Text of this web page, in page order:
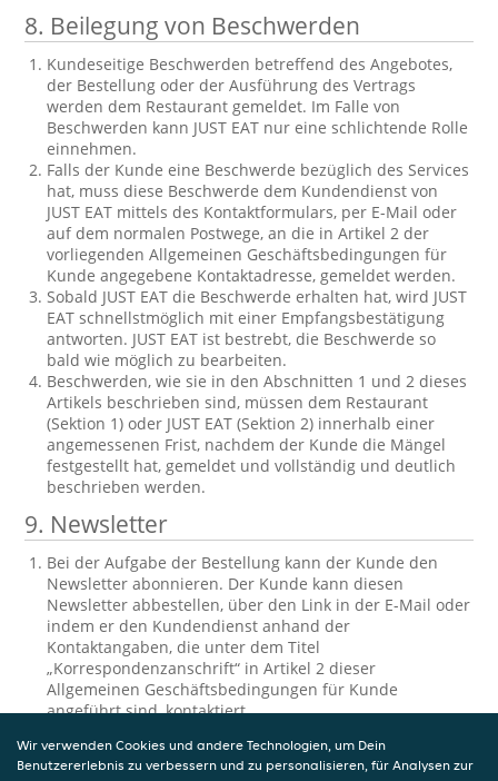
8. Beilegung von Beschwerden
Kundeseitige Beschwerden betreffend des Angebotes,
der Bestellung oder der Ausführung des Vertrags
werden dem Restaurant gemeldet. Im Falle von
Beschwerden kann JUST EAT nur eine schlichtende Rolle
einnehmen.
Falls der Kunde eine Beschwerde bezüglich des Services
hat, muss diese Beschwerde dem Kundendienst von
JUST EAT mittels des Kontaktformulars, per E-Mail oder
auf dem normalen Postwege, an die in Artikel 2 der
vorliegenden Allgemeinen Geschäftsbedingungen für
Kunde angegebene Kontaktadresse, gemeldet werden.
Sobald JUST EAT die Beschwerde erhalten hat, wird JUST
EAT schnellstmöglich mit einer Empfangsbestätigung
antworten. JUST EAT ist bestrebt, die Beschwerde so
bald wie möglich zu bearbeiten.
Beschwerden, wie sie in den Abschnitten 1 und 2 dieses
Artikels beschrieben sind, müssen dem Restaurant
(Sektion 1) oder JUST EAT (Sektion 2) innerhalb einer
angemessenen Frist, nachdem der Kunde die Mängel
festgestellt hat, gemeldet und vollständig und deutlich
beschrieben werden.
9. Newsletter
Bei der Aufgabe der Bestellung kann der Kunde den
Newsletter abonnieren. Der Kunde kann diesen
Newsletter abbestellen, über den Link in der E-Mail oder
indem er den Kundendienst anhand der
Kontaktangaben, die unter dem Titel
„Korrespondenzanschrift“ in Artikel 2 dieser
Allgemeinen Geschäftsbedingungen für Kunde
angeführt sind, kontaktiert.
10.Einsichtnahme und Berichtigung der
Wir verwenden Cookies und andere Technologien, um Dein
Benutzererlebnis zu verbessern und zu personalisieren, für Analysen zur